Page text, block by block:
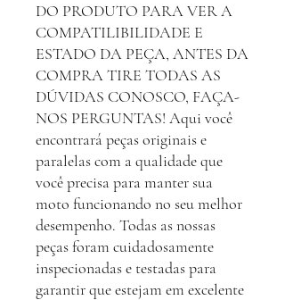
DO PRODUTO PARA VER A
COMPATILIBILIDADE E
ESTADO DA PEÇA, ANTES DA
COMPRA TIRE TODAS AS
DÚVIDAS CONOSCO, FAÇA-
NOS PERGUNTAS! Aqui você
encontrará peças originais e
paralelas com a qualidade que
você precisa para manter sua
moto funcionando no seu melhor
desempenho. Todas as nossas
peças foram cuidadosamente
inspecionadas e testadas para
garantir que estejam em excelente